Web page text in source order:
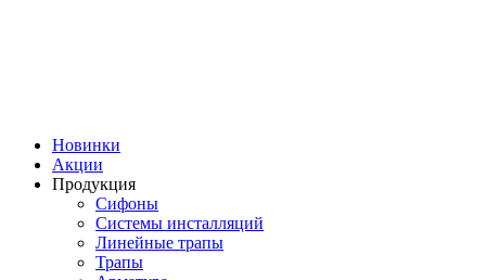
Новинки
Акции
Продукция
Сифоны
Системы инсталляций
Линейные трапы
Трапы